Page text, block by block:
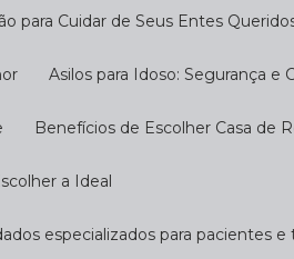
para Cuidar de Seus Entes
Asilos para Idoso: Segurança e
Benefícios de Escolher Casa de
a Ideal
especializados para pacientes